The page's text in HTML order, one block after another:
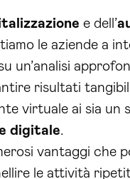
e dell’
le aziende a
un’analisi
risultati
virtuale ai sia
digitale.
vantaggi che
le attività